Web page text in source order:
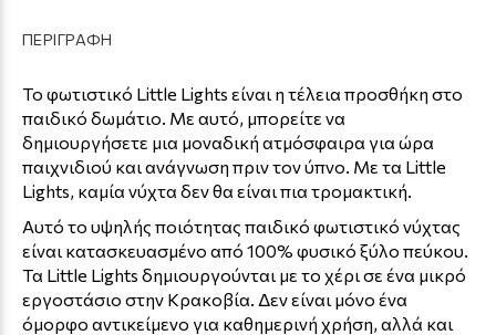
ΠΕΡΙΓΡΑΦΗ
Το φωτιστικό Little Lights είναι η τέλεια προσθήκη στο
παιδικό δωμάτιο. Με αυτό, μπορείτε να
δημιουργήσετε μια μοναδική ατμόσφαιρα για ώρα
παιχνιδιού και ανάγνωση πριν τον ύπνο. Με τα Little
Lights, καμία νύχτα δεν θα είναι πια τρομακτική.
Αυτό το υψηλής ποιότητας παιδικό φωτιστικό νύχτας
είναι κατασκευασμένο από 100% φυσικό ξύλο πεύκου.
Τα Little Lights δημιουργούνται με το χέρι σε ένα μικρό
εργοστάσιο στην Κρακοβία. Δεν είναι μόνο ένα
όμορφο αντικείμενο για καθημερινή χρήση, αλλά και